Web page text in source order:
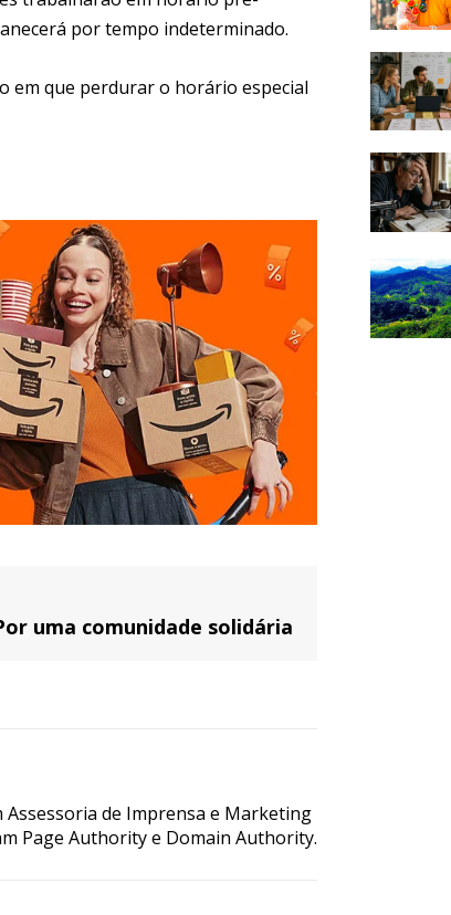
por tempo indeterminado.
em que perdurar o horário especial
uma comunidade solidária
de Imprensa e Marketing
Page Authority e Domain Authority.